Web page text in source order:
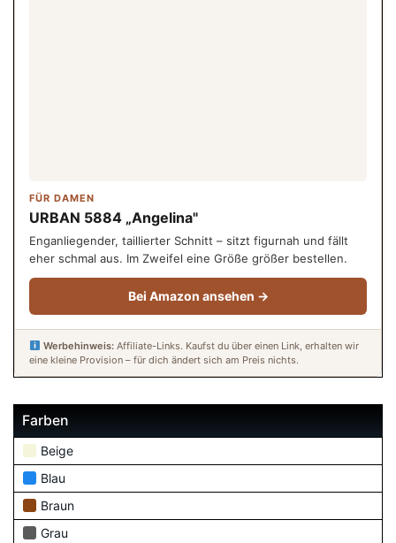
FÜR DAMEN
URBAN 5884 „Angelina"
Enganliegender, taillierter Schnitt – sitzt figurnah und fällt
eher schmal aus. Im Zweifel eine Größe größer bestellen.
Bei Amazon ansehen →
Werbehinweis:Affiliate-Links. Kaufst du über einen Link, erhalten wir
eine kleine Provision – für dich ändert sich am Preis nichts.
Farben
Beige
Blau
Braun
Grau